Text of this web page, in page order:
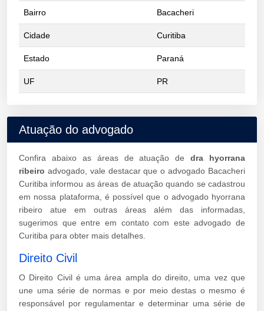
Bairro Bacacheri
Cidade Curitiba
Estado Paraná
UF PR
Atuação do advogado
Confira abaixo as áreas de atuação dedra hyorrana
ribeiro advogado, vale destacar que o advogado Bacacheri
Curitiba informou as áreas de atuação quando se cadastrou
em nossa plataforma, é possível que o advogado hyorrana
ribeiro atue em outras áreas além das informadas,
sugerimos que entre em contato com este advogado de
Curitiba para obter mais detalhes.
Direito Civil
O Direito Civil é uma área ampla do direito, uma vez que
une uma série de normas e por meio destas o mesmo é
responsável por regulamentar e determinar uma série de